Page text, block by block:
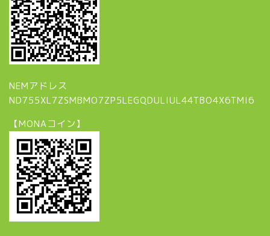
NEMアドレス
ND755XL7ZSMBMO7ZP5LEGQDULIUL44TBO4X6TMI6
【MONAコイン】